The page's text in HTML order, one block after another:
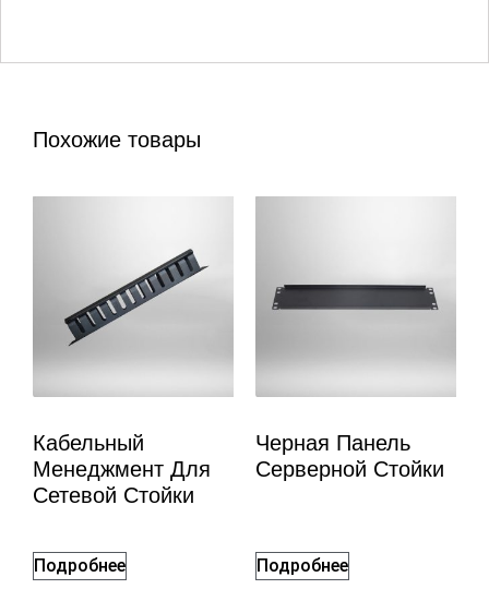
Похожие товары
Кабельный
Менеджмент Для
Сетевой Стойки
Подробнее
Черная Панель
Серверной Стойки
Подробнее